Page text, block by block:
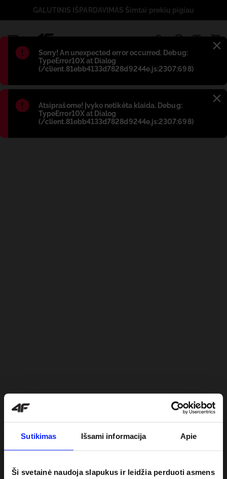
Sutikimas Išsami informacija Apie
Ši svetainė naudoja slapukus ir leidžia perduoti asmens
Błąd:
Sorry! An unexpected error occurred. Debug:
TypeError10X at Dialog
(/client.81ebb4133d7828d9244e.js:2307:698)
Błąd:
Atsiprašome! Įvyko netikėta klaida. Debug:
TypeError10X at Dialog
(/client.81ebb4133d7828d9244e.js:2307:698)
GALUTINIS IŠPARDAVIMAS Šimtai prekių pigiau